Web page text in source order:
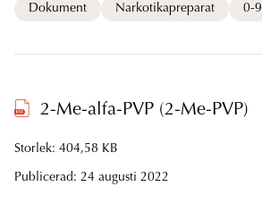
Dokument Narkotikapreparat 0-9
2-Me-alfa-PVP (2-Me-PVP)
Storlek: 404,58 KB
Publicerad: 24 augusti 2022